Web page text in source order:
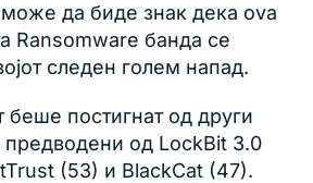
да биде знак дека ova
Ransomware банда се
следен голем напад.
беше постигнат од други
предводени од LockBit 3.0
(53) и BlackCat (47).